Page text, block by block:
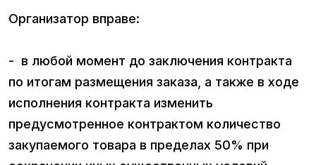
Организатор вправе:
- в любой момент до заключения контракта
по итогам размещения заказа, а также в ходе
исполнения контракта изменить
предусмотренное контрактом количество
закупаемого товара в пределах 50% при